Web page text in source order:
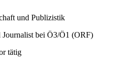
und Publizistik
Journalist bei Ö3/Ö1 (ORF)
tätig